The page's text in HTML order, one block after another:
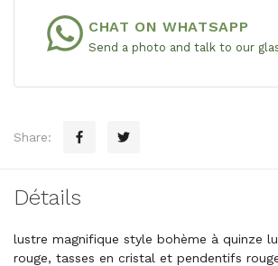
CHAT ON WHATSAPP
Send a photo and talk to our
Share:
Détails
lustre magnifique style bohème à quinze
rouge, tasses en cristal et pendentifs